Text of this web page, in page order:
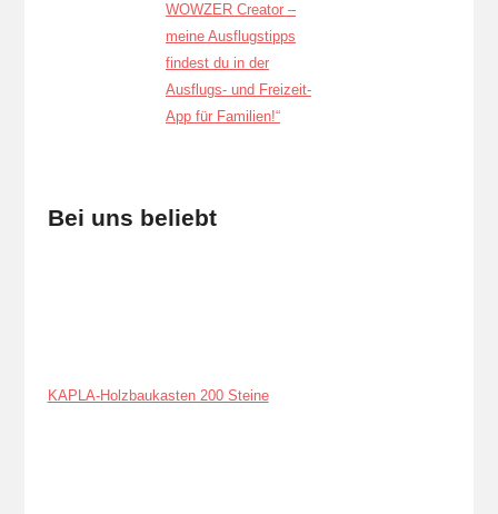
Bei uns beliebt
KAPLA-Holzbaukasten 200 Steine